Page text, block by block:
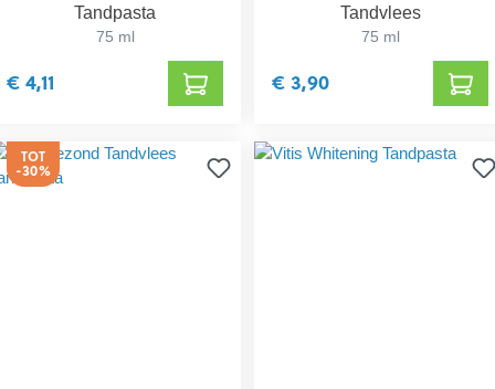
Tandpasta
75 ml
€ 4,11
Tandvlees
75 ml
€ 3,90
TOT
-30%